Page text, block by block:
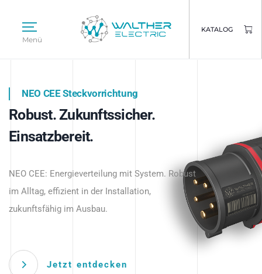
Menü
KATALOG
Intelligente Stromverteilung
beginnt hier.
NEO CEE Steckvorrichtung
Robust. Zukunftssicher.
Einsatzbereit.
NEO CEE: Energieverteilung mit System. Robust
im Alltag, effizient in der Installation,
zukunftsfähig im Ausbau.
Jetzt entdecken
Intelligenz trifft Energie.
Anwendungen – robust, IP-geschützt und
zukunftsfähig.